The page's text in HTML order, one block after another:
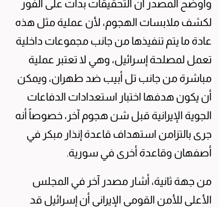
وأوضح المصدر أن التحقيقات بدأت على الفور
لكشف ملابسات الهجوم، لأن عملية مثل هذه
عادة ما يتم تنفيذها من جانب مجموعات داخلية
تعمل لمصلحة إسرائيل، وهي لا تعتبر عملية
مباشرة من جانب تل أبيب ضد طهران، ويمكن
أن يكون هدفها اختبار استعدادات الدفاعات
الجوية الإيرانية قبل شن هجوم آخر، خصوصاً أنه
جرى بالتزامن استهداف قاعدة إنذار مبكر في
أصفهان وقاعدة أخرى في سورية.
من جهة ثانية، أشار مصدر آخر في المجلس
الأعلى للأمن القومي الإيراني أن إسرائيل قد